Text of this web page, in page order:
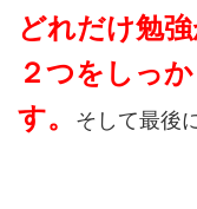
どれだけ勉
２つをしっ
す。
そして最後